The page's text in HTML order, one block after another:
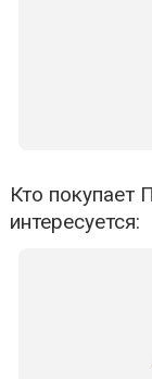
Кто покупает
интересуется: